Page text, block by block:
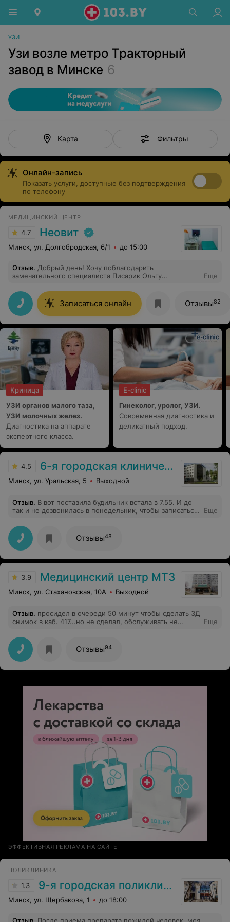
УЗИ
Узи возле метро Тракторный
завод в Минске 6
Карта Фильтры
Онлайн-запись
Показать услуги, доступные без подтверждения
по телефону
МЕДИЦИНСКИЙ ЦЕНТР
4.7 Неовит
Минск, ул. Долгобродская, 6/1 до 15:00
Отзыв. Добрый день! Хочу поблагодарить
замечательного специалиста Писарик Ольгу
ответила на все мои вопросы, все мне объяснила и
рассказала, что мне делать.
Еще
Записаться онлайн Отзывы82
Криница
УЗИ органов малого таза,
УЗИ молочных желез.
Диагностика на аппарате
экспертного класса.
E-clinic
Гинеколог, уролог, УЗИ.
Современная диагностика и
деликатный подход.
4.5 6-я городская клиническая больница
Минск, ул. Уральская, 5 Выходной
Отзыв. В вот поставила будильник встала в 7.55. И до
так и не дозвонилась в понедельник, чтобы записаться
Еще
Отзывы48
3.9 Медицинский центр МТЗ
Минск, ул. Стахановская, 10А Выходной
Отзыв. просидел в очереди 50 минут чтобы сделать 3Д
снимок в каб. 417...но не сделал, обслуживать не
перерывы устраивают когда и насколько им
вздумается... вышла и закрыла кабинет а посетителям
сказала, что у нее перерыв 20 минут..., сделалав
замечание по поводу пререрыва в ответ услышал...а
что вы хотите..я устала...после чего просто ушла..
тоже от такого посещения (причем платного) лучше
Еще
Отзывы94
ЭФФЕКТИВНАЯ РЕКЛАМА НА САЙТЕ
ПОЛИКЛИНИКА
1.3 9-я городская поликлиника
Минск, ул. Щербакова, 1 до 18:00